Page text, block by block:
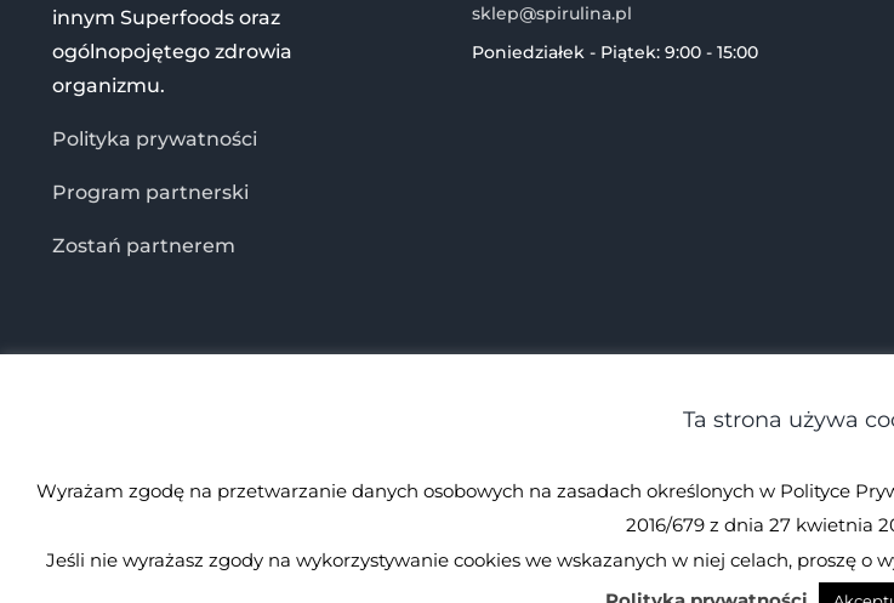
innym Superfoods oraz
ogólnopojętego zdrowia
organizmu.
Polityka prywatności
Program partnerski
Zostań partnerem
sklep@spirulina.pl
Poniedziałek - Piątek: 9:00 - 15:00
Ta strona używa
Wyrażam zgodę na przetwarzanie danych osobowych na zasadach określonych w Polityce
2016/679 z dnia 27 kwietnia
Jeśli nie wyrażasz zgody na wykorzystywanie cookies we wskazanych w niej celach, proszę